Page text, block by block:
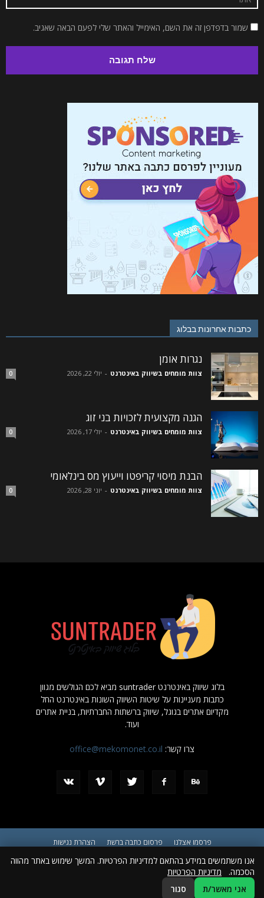
שמור בדפדפן זה את השם, האימייל והאתר שלי לפעם הבאה שאגיב.
כתבות אחרונות בבלוג
נגרות אומן
צוות מומחים בשיווק באינטרנט - יולי 22, 2026 0
הגנה מקצועית לזכויות בני זוג
צוות מומחים בשיווק באינטרנט - יולי 17, 2026 0
הבנת מיסוי קריפטו וייעוץ מס בינלאומי
צוות מומחים בשיווק באינטרנט - יוני 28, 2026 0
בלוג שיווק באינטרנט suntrader מביא לכם הגולשים מגוון
כתבות מעניינות על שיטות השיווק השונות באינטרנט החל
מקדיום אתרים בגוגל, שיווק ברשתות החברתיות, בניית אתרים
ועוד.
צרו קשר: office@mekomonet.co.il
פרסמו אצלנו פרסום כתבה ברשת
הצהרת נגישות
© כל הזכויות שמורות ל suntrader.co.il
אנו משתמשים במידע בהתאם למדיניות הפרטיות. המשך שימוש באתר מהווה
הסכמה. מדיניות הפרטיות
אני מאשר/ת
סגור